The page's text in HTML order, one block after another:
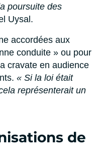
poursuite des
Uysal.
accordées aux
conduite » ou pour
cravate en audience
« Si la loi était
représenterait un
de